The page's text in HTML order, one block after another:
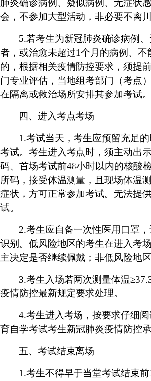
肺炎确诊病例、疑似病例、无症状
会，不参加大型活动，非必要不离
5.若考生为新冠肺炎确诊病例
者，或治愈未超过1个月的病例、不
的，根据相关疫情防控要求，须提
门专业评估，当地组考部门（考点
在隔离或救治场所安排其参加考试。
四、进入考点考场
1.考试当天，考生应预留充足
考试。考生进入考点时，须主动出
码、首场考试前48小时以内的核酸
所码，接受体温测量，且现场体温
症状，方可正常参加考试。无法提
试。
2.考生应自备一次性医用口罩
识别。低风险地区的考生在进入考
主决定是否继续佩戴；非低风险地
3.考生入场若两次测量体温
疫情防控最新规定要求处理。
4.考生进入考场，按要求仔细
育自学考试考生新冠肺炎疫情防控
五、考试结束离场
1.考生不得早于当堂考试结束